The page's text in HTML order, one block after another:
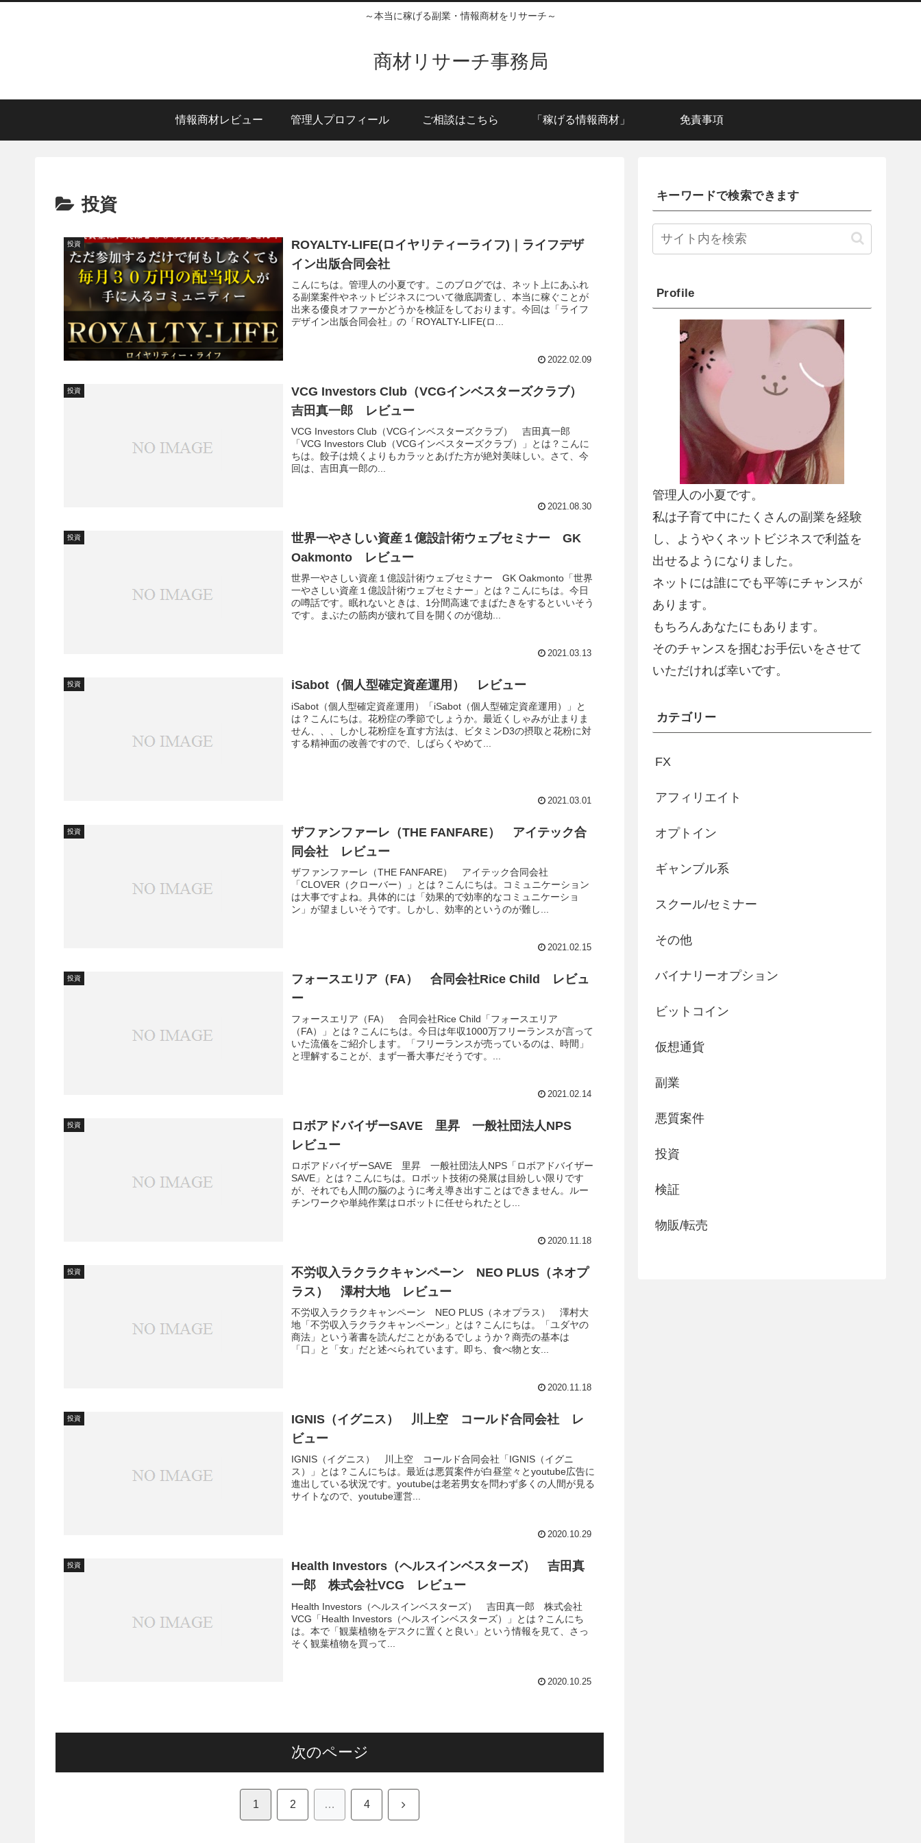
～本当に稼げる副業・情報商材をリサーチ～
商材リサーチ事務局
情報商材レビュー 管理人プロフィール ご相談はこちら 「稼げる情報商材」 免責事項
投資
投資
ROYALTY-LIFE(ロイヤリティーライフ)｜ライフデザ
イン出版合同会社
こんにちは。管理人の小夏です。このブログでは、ネット上にあふれ
る副業案件やネットビジネスについて徹底調査し、本当に稼ぐことが
出来る優良オファーかどうかを検証をしております。今回は「ライフ
デザイン出版合同会社」の「ROYALTY-LIFE(ロ...
2022.02.09
投資
VCG Investors Club（VCGインベスターズクラブ）
吉田真一郎 レビュー
VCG Investors Club（VCGインベスターズクラブ） 吉田真一郎
「VCG Investors Club（VCGインベスターズクラブ）」とは？こんに
ちは。餃子は焼くよりもカラッとあげた方が絶対美味しい。さて、今
回は、吉田真一郎の...
2021.08.30
投資
世界一やさしい資産１億設計術ウェブセミナー GK
Oakmonto レビュー
世界一やさしい資産１億設計術ウェブセミナー GK Oakmonto「世界
一やさしい資産１億設計術ウェブセミナー」とは？こんにちは。今日
の噂話です。眠れないときは、1分間高速でまばたきをするといいそう
です。まぶたの筋肉が疲れて目を開くのが億劫...
2021.03.13
投資 iSabot（個人型確定資産運用） レビュー
iSabot（個人型確定資産運用）「iSabot（個人型確定資産運用）」と
は？こんにちは。花粉症の季節でしょうか。最近くしゃみが止まりま
せん、、、しかし花粉症を直す方法は、ビタミンD3の摂取と花粉に対
する精神面の改善ですので、しばらくやめて...
2021.03.01
投資
ザファンファーレ（THE FANFARE） アイテック合
同会社 レビュー
ザファンファーレ（THE FANFARE） アイテック合同会社
「CLOVER（クローバー）」とは？こんにちは。コミュニケーション
は大事ですよね。具体的には「効果的で効率的なコミュニケーショ
ン」が望ましいそうです。しかし、効率的というのが難し...
2021.02.15
投資
フォースエリア（FA） 合同会社Rice Child レビュ
ー
フォースエリア（FA） 合同会社Rice Child「フォースエリア
（FA）」とは？こんにちは。今日は年収1000万フリーランスが言って
いた流儀をご紹介します。「フリーランスが売っているのは、時間」
と理解することが、まず一番大事だそうです。...
2021.02.14
投資
ロボアドバイザーSAVE 里昇 一般社団法人NPS
レビュー
ロボアドバイザーSAVE 里昇 一般社団法人NPS「ロボアドバイザー
SAVE」とは？こんにちは。ロボット技術の発展は目紛しい限りです
が、それでも人間の脳のように考え導き出すことはできません。ルー
チンワークや単純作業はロボットに任せられたとし...
2020.11.18
投資
不労収入ラクラクキャンペーン NEO PLUS（ネオプ
ラス） 澤村大地 レビュー
不労収入ラクラクキャンペーン NEO PLUS（ネオプラス） 澤村大
地「不労収入ラクラクキャンペーン」とは？こんにちは。「ユダヤの
商法」という著書を読んだことがあるでしょうか？商売の基本は
「口」と「女」だと述べられています。即ち、食べ物と女...
2020.11.18
投資
IGNIS（イグニス） 川上空 コールド合同会社 レ
ビュー
IGNIS（イグニス） 川上空 コールド合同会社「IGNIS（イグニ
ス）」とは？こんにちは。最近は悪質案件が白昼堂々とyoutube広告に
進出している状況です。youtubeは老若男女を問わず多くの人間が見る
サイトなので、youtube運営...
2020.10.29
投資
Health Investors（ヘルスインベスターズ） 吉田真
一郎 株式会社VCG レビュー
Health Investors（ヘルスインベスターズ） 吉田真一郎 株式会社
VCG「Health Investors（ヘルスインベスターズ）」とは？こんにち
は。本で「観葉植物をデスクに置くと良い」という情報を見て、さっ
そく観葉植物を買って...
2020.10.25
次のページ
1 2 … 4 次
キーワードで検索できます
Profile
管理人の小夏です。
私は子育て中にたくさんの副業を経験
し、 ようやくネットビジネスで利益を
出せるようになりました 。
ネットには誰にでも平等にチャンスが
あります。
もちろんあなたにもあります。
そのチャンスを掴むお手伝いをさせて
いただければ幸いです。
カテゴリー
FX
アフィリエイト
オプトイン
ギャンブル系
スクール/セミナー
その他
バイナリーオプション
ビットコイン
仮想通貨
副業
悪質案件
投資
検証
物販/転売